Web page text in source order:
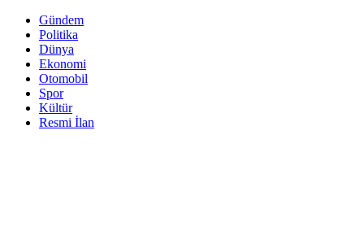
Gündem
Politika
Dünya
Ekonomi
Otomobil
Spor
Kültür
Resmi İlan